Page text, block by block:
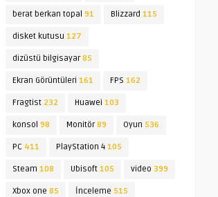
berat berkan topal 91 Blizzard 115
disket kutusu 127
dizüstü bilgisayar85
Ekran Görüntüleri 161 FPS 162
Fragtist 232 Huawei 103
konsol 98 Monitör89 Oyun 536
PC 411 PlayStation 4 105
Steam 108 Ubisoft 105 video 399
Xbox one 85 İnceleme 515